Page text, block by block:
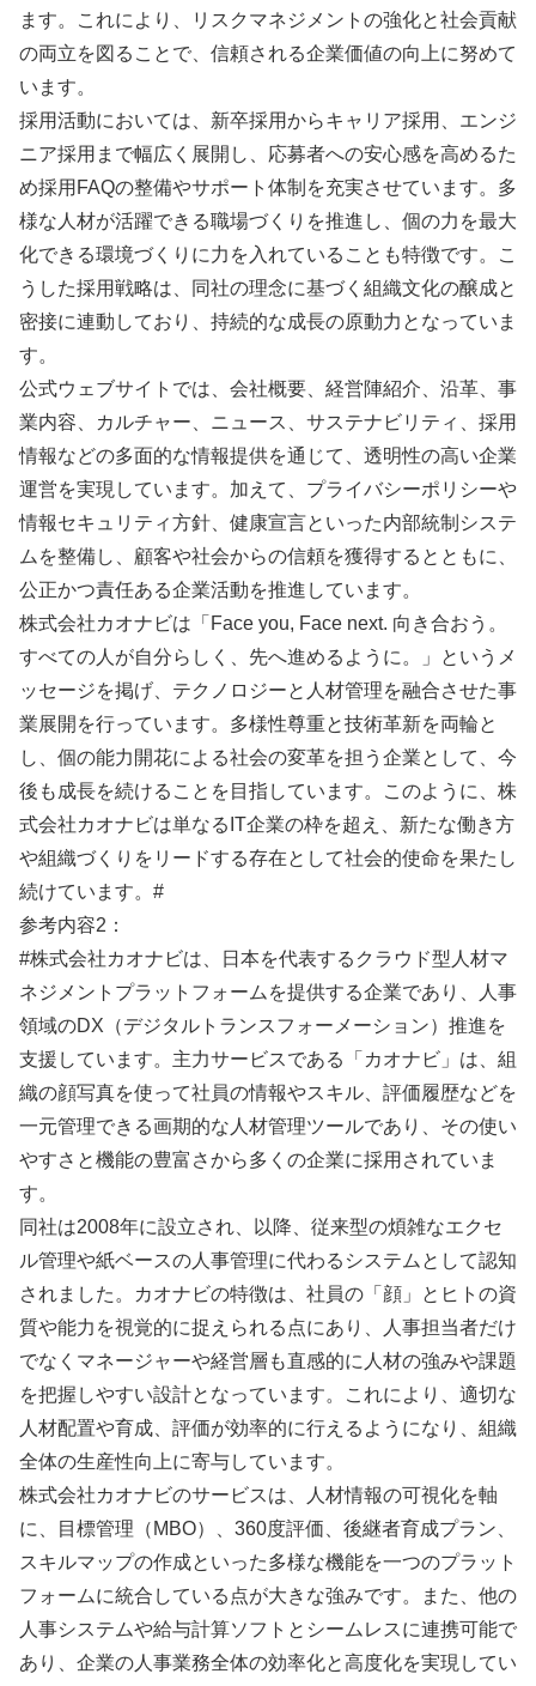
ます。これにより、リスクマネジメントの強化と社会貢献
の両立を図ることで、信頼される企業価値の向上に努めて
います。
採用活動においては、新卒採用からキャリア採用、エンジ
ニア採用まで幅広く展開し、応募者への安心感を高めるた
め採用FAQの整備やサポート体制を充実させています。多
様な人材が活躍できる職場づくりを推進し、個の力を最大
化できる環境づくりに力を入れていることも特徴です。こ
うした採用戦略は、同社の理念に基づく組織文化の醸成と
密接に連動しており、持続的な成長の原動力となっていま
す。
公式ウェブサイトでは、会社概要、経営陣紹介、沿革、事
業内容、カルチャー、ニュース、サステナビリティ、採用
情報などの多面的な情報提供を通じて、透明性の高い企業
運営を実現しています。加えて、プライバシーポリシーや
情報セキュリティ方針、健康宣言といった内部統制システ
ムを整備し、顧客や社会からの信頼を獲得するとともに、
公正かつ責任ある企業活動を推進しています。
株式会社カオナビは「Face you, Face next. 向き合おう。
すべての人が自分らしく、先へ進めるように。」というメ
ッセージを掲げ、テクノロジーと人材管理を融合させた事
業展開を行っています。多様性尊重と技術革新を両輪と
し、個の能力開花による社会の変革を担う企業として、今
後も成長を続けることを目指しています。このように、株
式会社カオナビは単なるIT企業の枠を超え、新たな働き方
や組織づくりをリードする存在として社会的使命を果たし
続けています。#
参考内容2：
#株式会社カオナビは、日本を代表するクラウド型人材マ
ネジメントプラットフォームを提供する企業であり、人事
領域のDX（デジタルトランスフォーメーション）推進を
支援しています。主力サービスである「カオナビ」は、組
織の顔写真を使って社員の情報やスキル、評価履歴などを
一元管理できる画期的な人材管理ツールであり、その使い
やすさと機能の豊富さから多くの企業に採用されていま
す。
同社は2008年に設立され、以降、従来型の煩雑なエクセ
ル管理や紙ベースの人事管理に代わるシステムとして認知
されました。カオナビの特徴は、社員の「顔」とヒトの資
質や能力を視覚的に捉えられる点にあり、人事担当者だけ
でなくマネージャーや経営層も直感的に人材の強みや課題
を把握しやすい設計となっています。これにより、適切な
人材配置や育成、評価が効率的に行えるようになり、組織
全体の生産性向上に寄与しています。
株式会社カオナビのサービスは、人材情報の可視化を軸
に、目標管理（MBO）、360度評価、後継者育成プラン、
スキルマップの作成といった多様な機能を一つのプラット
フォームに統合している点が大きな強みです。また、他の
人事システムや給与計算ソフトとシームレスに連携可能で
あり、企業の人事業務全体の効率化と高度化を実現してい